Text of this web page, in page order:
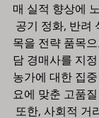
매 실적 향상에
목을 전략 품목
담 경매사를 지
농가에 대한 집
요에 맞춘 고품